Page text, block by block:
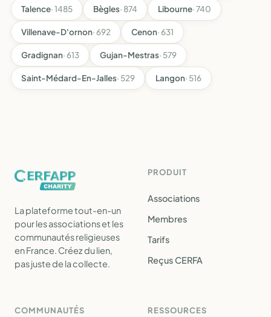
Talence· 1485 Bègles· 874 Libourne· 740
Villenave-D'ornon· 692 Cenon· 631
Gradignan· 613 Gujan-Mestras· 579
Saint-Médard-En-Jalles· 529 Langon· 516
La plateforme tout-en-un
pour les associations et les
communautés religieuses
en France. Créez du lien,
pas juste de la collecte.
PRODUIT
Associations
Membres
Tarifs
Reçus CERFA
COMMUNAUTÉS RESSOURCES